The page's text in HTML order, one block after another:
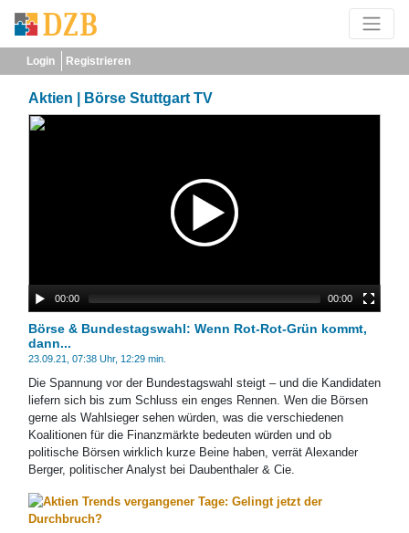
Login Registrieren
Aktien | Börse Stuttgart TV
00:00 00:00
Börse & Bundestagswahl: Wenn Rot-Rot-Grün kommt,
dann...
23.09.21, 07:38 Uhr, 12:29 min.
Die Spannung vor der Bundestagswahl steigt – und die Kandidaten
liefern sich bis zum Schluss ein enges Rennen. Wen die Börsen
gerne als Wahlsieger sehen würden, was die verschiedenen
Koalitionen für die Finanzmärkte bedeuten würden und ob
politische Börsen wirklich kurze Beine haben, verrät Alexander
Berger, politischer Analyst bei Daubenthaler & Cie.